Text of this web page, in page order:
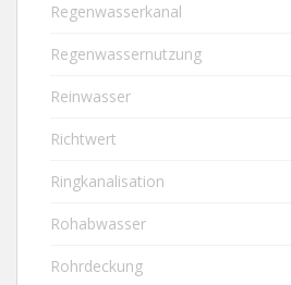
Regenwasserkanal
Regenwassernutzung
Reinwasser
Richtwert
Ringkanalisation
Rohabwasser
Rohrdeckung